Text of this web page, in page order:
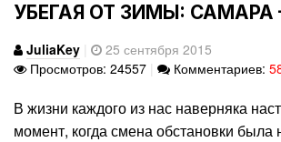
УБЕГАЯ ОТ ЗИМЫ:
JuliaKey
25 сентября 2015
Просмотров: 24557
Комментариев:
В жизни каждого из нас наверняка
момент, когда смена обстановки была